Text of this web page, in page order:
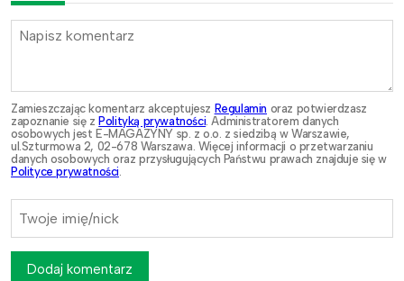
Zamieszczając komentarz akceptujesz Regulamin oraz potwierdzasz
zapoznanie się z Polityką prywatności. Administratorem danych
osobowych jest E-MAGAZYNY sp. z o.o. z siedzibą w Warszawie,
ul.Szturmowa 2, 02-678 Warszawa. Więcej informacji o przetwarzaniu
danych osobowych oraz przysługujących Państwu prawach znajduje się w
Polityce prywatności.
Dodaj komentarz